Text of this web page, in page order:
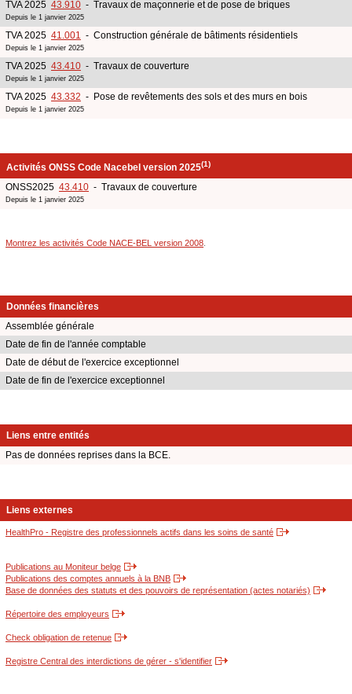
TVA 2025 43.910 - Travaux de maçonnerie et de pose de briques
Depuis le 1 janvier 2025
TVA 2025 41.001 - Construction générale de bâtiments résidentiels
Depuis le 1 janvier 2025
TVA 2025 43.410 - Travaux de couverture
Depuis le 1 janvier 2025
TVA 2025 43.332 - Pose de revêtements des sols et des murs en bois
Depuis le 1 janvier 2025
Activités ONSS Code Nacebel version 2025(1)
ONSS2025 43.410 - Travaux de couverture
Depuis le 1 janvier 2025
Montrez les activités Code NACE-BEL version 2008
Données financières
Assemblée générale
Date de fin de l'année comptable
Date de début de l'exercice exceptionnel
Date de fin de l'exercice exceptionnel
Liens entre entités
Pas de données reprises dans la BCE.
Liens externes
HealthPro - Registre des professionnels actifs dans les soins de santé
Publications au Moniteur belge
Publications des comptes annuels à la BNB
Base de données des statuts et des pouvoirs de représentation (actes notariés)
Répertoire des employeurs
Check obligation de retenue
Registre Central des interdictions de gérer - s'identifier